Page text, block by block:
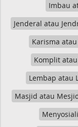
Imbau
Jenderal atau
Karisma
Komplit
Lembap atau
Masjid atau